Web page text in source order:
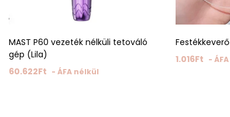
MAST P60 vezeték nélküli tetováló
gép (Lila)
60.622Ft - ÁFA nélkül
1.016Ft -